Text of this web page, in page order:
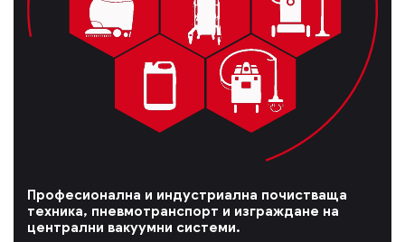
Професионална и индустриална почистваща
техника, пневмотранспорт и изграждане на
централни вакуумни системи.